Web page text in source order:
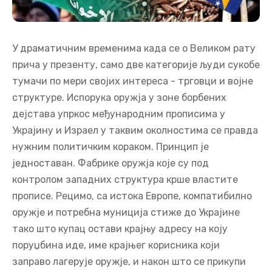
У драматичним временима када се о Великом рату
прича у презенту, само две категорије људи сукобе
тумачи по мери својих интереса - трговци и војне
структуре. Испорука оружја у зоне борбених
дејстава упркос међународним прописима у
Украјину и Израел у таквим околностима се правда
нужним политичким кораком. Принцип је
једноставан. Фабрике оружја које су под
контролом западних структура крше властите
прописе. Рецимо, са истока Европе, компатибилно
оружје и потребна муниција стиже до Украјине
тако што купац остави крајњу адресу на коју
поруџбина иде, име крајњег корисника који
заправо лагерује оружје, и након што се прикупи